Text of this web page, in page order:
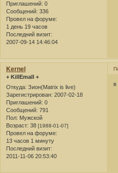
Приглашений: 0
Сообщений: 336
Провел на форуме:
1 день 19 часов
Последний визит:
2007-09-14 14:46:04
Kernel
+ KillEmall +
Откуда: Зион(Matrix is live)
Зарегистрирован: 2007-02-18
Приглашений: 0
Сообщений: 791
Пол: Мужской
Возраст: 38 [1988-01-07]
Провел на форуме:
13 часов 1 минуту
Последний визит:
2011-11-06 20:53:40
в